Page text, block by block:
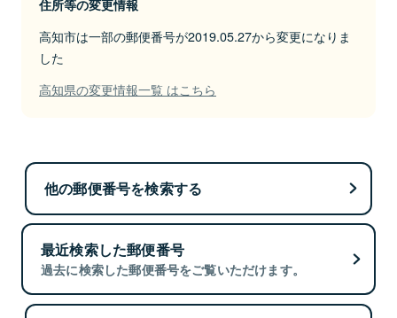
住所等の変更情報
高知市は一部の郵便番号が2019.05.27から変更になりま
した
高知県の変更情報一覧 はこちら
他の郵便番号を検索する
最近検索した郵便番号
過去に検索した郵便番号をご覧いただけます。